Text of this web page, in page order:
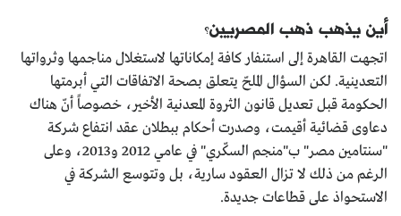
أين يذهب ذهب المصريين؟
اتجهت القاهرة إلى استنفار كافة إمكاناتها لاستغلال مناجمها وثرواتها
التعدينية. لكن السؤال الملحّ يتعلق بصحة الاتفاقات التي أبرمتها
الحكومة قبل تعديل قانون الثروة المعدنية الأخير، خصوصاً أنّ هناك
دعاوى قضائية أقيمت، وصدرت أحكام ببطلان عقد انتفاع شركة
"سنتامين مصر" ب"منجم السكّري" في عامي 2012 و2013، وعلى
الرغم من ذلك لا تزال العقود سارية، بل وتتوسع الشركة في
الاستحواذ على قطاعات جديدة.